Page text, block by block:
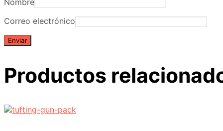
Nombre
Correo electrónico
Productos